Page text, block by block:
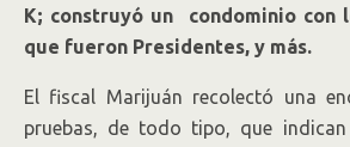
K; construyó un condominio con
que fueron Presidentes, y más.
El fiscal Marijuán recolectó una
pruebas, de todo tipo, que